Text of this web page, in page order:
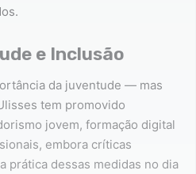
e Inclusão
da juventude — mas
tem promovido
jovem, formação digital
embora críticas
prática dessas medidas no dia